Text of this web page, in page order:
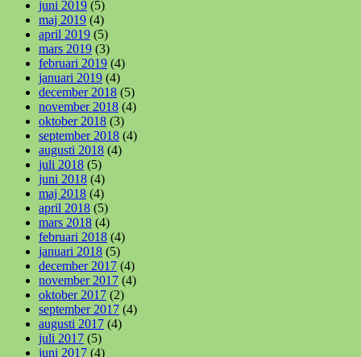
juni 2019 (5)
maj 2019 (4)
april 2019 (5)
mars 2019 (3)
februari 2019 (4)
januari 2019 (4)
december 2018 (5)
november 2018 (4)
oktober 2018 (3)
september 2018 (4)
augusti 2018 (4)
juli 2018 (5)
juni 2018 (4)
maj 2018 (4)
april 2018 (5)
mars 2018 (4)
februari 2018 (4)
januari 2018 (5)
december 2017 (4)
november 2017 (4)
oktober 2017 (2)
september 2017 (4)
augusti 2017 (4)
juli 2017 (5)
juni 2017 (4)